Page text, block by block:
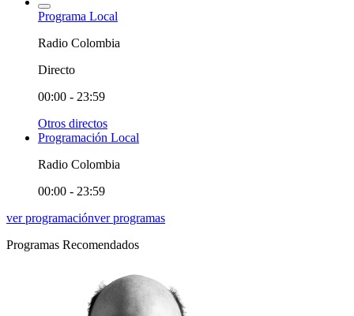
Programa Local
Radio Colombia
Directo
00:00 - 23:59
Otros directos
Programación Local
Radio Colombia
00:00 - 23:59
ver programaciónver programas
Programas Recomendados